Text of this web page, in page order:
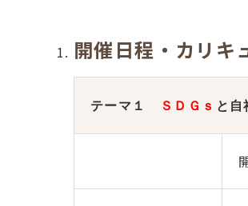
開催日程・カリキ
テーマ１ ＳＤＧｓ と自